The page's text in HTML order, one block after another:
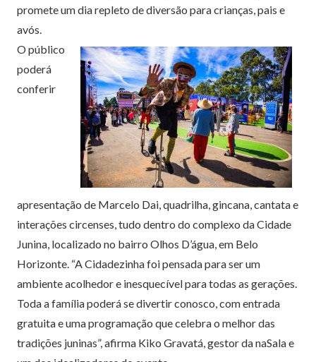
promete um dia repleto de diversão para crianças, pais e
avós.
O público
poderá
conferir
apresentação de Marcelo Dai, quadrilha, gincana, cantata e
interações circenses, tudo dentro do complexo da Cidade
Junina, localizado no bairro Olhos D’água, em Belo
Horizonte. “A Cidadezinha foi pensada para ser um
ambiente acolhedor e inesquecível para todas as gerações.
Toda a família poderá se divertir conosco, com entrada
gratuita e uma programação que celebra o melhor das
tradições juninas”, afirma Kiko Gravatá, gestor da naSala e